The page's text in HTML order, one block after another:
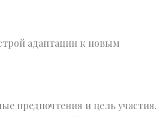
адаптации к новым
предпочтения и цель участия.